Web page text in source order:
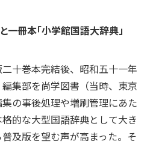
と一冊本「小学館国語大辞典」
十巻本完結後、昭和五十一年
編集部を尚学図書（当時、東京
の事後処理や増刷管理にあた
的な大型国語辞典として大き
及版を望む声が高まった。そ